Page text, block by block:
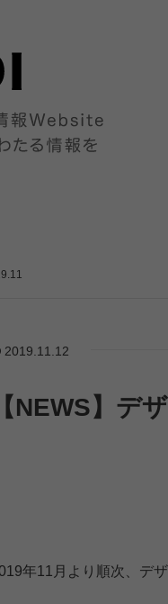
2019.11.12
【NEWS】デ
年11月より順次、デ